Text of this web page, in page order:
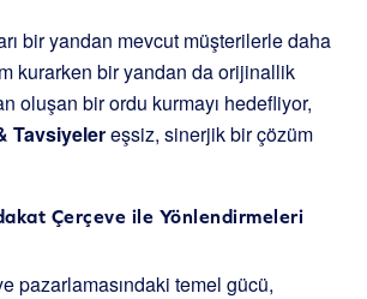
bir yandan mevcut müşterilerle daha
kurarken bir yandan da orijinallik
oluşan bir ordu kurmayı hedefliyor,
Tavsiyelereşsiz, sinerjik bir çözüm
Çerçeve ile Yönlendirmeleri
pazarlamasındaki temel gücü,